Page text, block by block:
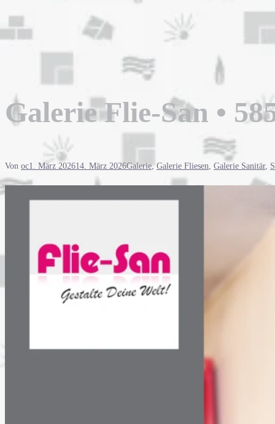
Galerie Flie-San •
Von oc1. März 202614. März 2026Galerie, Galerie Fliesen Galerie Sanitär,